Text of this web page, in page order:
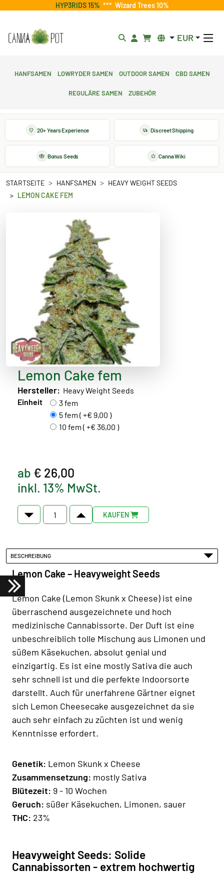
HYP3RIDS 15% *** Wizard Trees 10%
EUR
Hanfsamen Lowryder Samen Outdoor Samen CBD Samen
Reguläre Samen Zubehör
20+ Years Experience Discreet Shipping
Bonus Seeds Canna Wiki
STARTSEITE HANFSAMEN
HEAVY WEIGHT SEEDS
LEMON CAKE FEM
Lemon Cake fem
Hersteller: Heavy Weight Seeds
Einheit
3 fem
5 fem ( +€ 9,00 )
10 fem ( +€ 36,00 )
ab € 26,00
inkl. 13% MwSt.
KAUFEN
BESCHREIBUNG
Lemon Cake – Heavyweight Seeds
Lemon Cake (Lemon Skunk x Cheese) ist eine
überraschend ausgezeichnete und hoch
medizinische Cannabissorte. Der Duft ist eine
unbeschreiblich tolle Mischung aus Limonen und
süßem Käsekuchen, absolut genial und
einzigartig. Es ist eine mostly Sativa die auch
sehr schnell ist und die perfekte Indoorsorte
darstellt. Auch für unerfahrene Gärtner eignet
sich Lemon Cheesecake ausgezeichnet da sie
auch sehr einfach zu züchten ist und wenig
Kenntnisse erfordert.
Genetik: Lemon Skunk x Cheese
Zusammensetzung: mostly Sativa
Blütezeit: 9 - 10 Wochen
Geruch: süßer Käsekuchen, Limonen, sauer
THC: 23%
Heavyweight Seeds: Solide
Cannabissorten - extrem hochwertig